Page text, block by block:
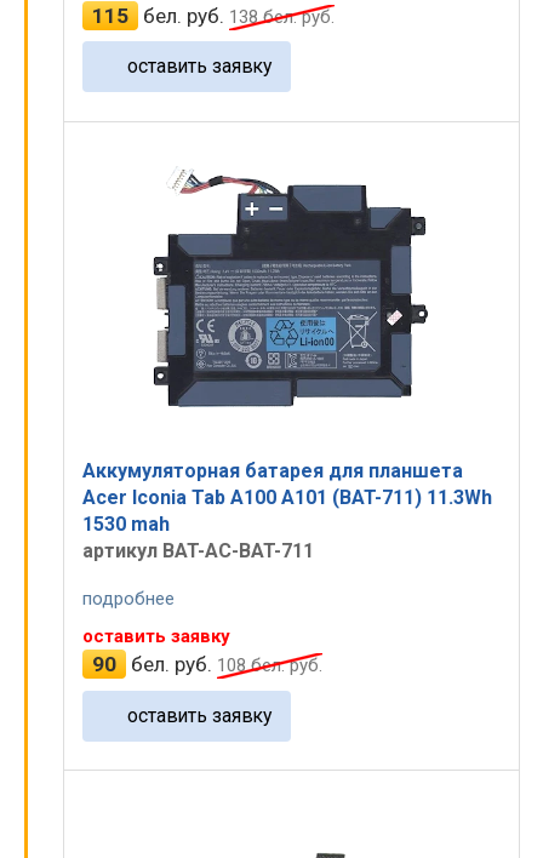
115 бел. руб. 138бел. руб.
оставить заявку
Аккумуляторная батарея для планшета
Acer Iconia Tab A100 A101 (BAT-711) 11.3Wh
1530 mah
артикул BAT-AC-BAT-711
подробнее
оставить заявку
90 бел. руб. 108бел. руб.
оставить заявку